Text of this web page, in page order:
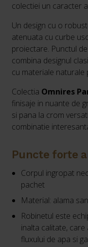
colectiei un caracter
Un design cu o
atenuata cu curbe
proiectare. Punctul
combina designul
cu materiale naturale
Colectia Omnires
finisaje in nuante de
si pana la crom
combinatie
Puncte forte
Corpul ingropat
pachet
Material: alama
Robinetul este
inalta calitate,
fluxului de apa si